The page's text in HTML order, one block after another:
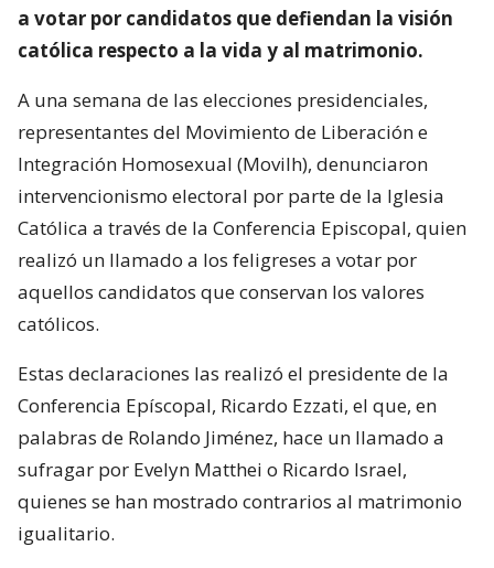
a votar por candidatos que defiendan la visión
católica respecto a la vida y al matrimonio.
A una semana de las elecciones presidenciales,
representantes del Movimiento de Liberación e
Integración Homosexual (Movilh), denunciaron
intervencionismo electoral por parte de la Iglesia
Católica a través de la Conferencia Episcopal, quien
realizó un llamado a los feligreses a votar por
aquellos candidatos que conservan los valores
católicos.
Estas declaraciones las realizó el presidente de la
Conferencia Epíscopal, Ricardo Ezzati, el que, en
palabras de Rolando Jiménez, hace un llamado a
sufragar por Evelyn Matthei o Ricardo Israel,
quienes se han mostrado contrarios al matrimonio
igualitario.